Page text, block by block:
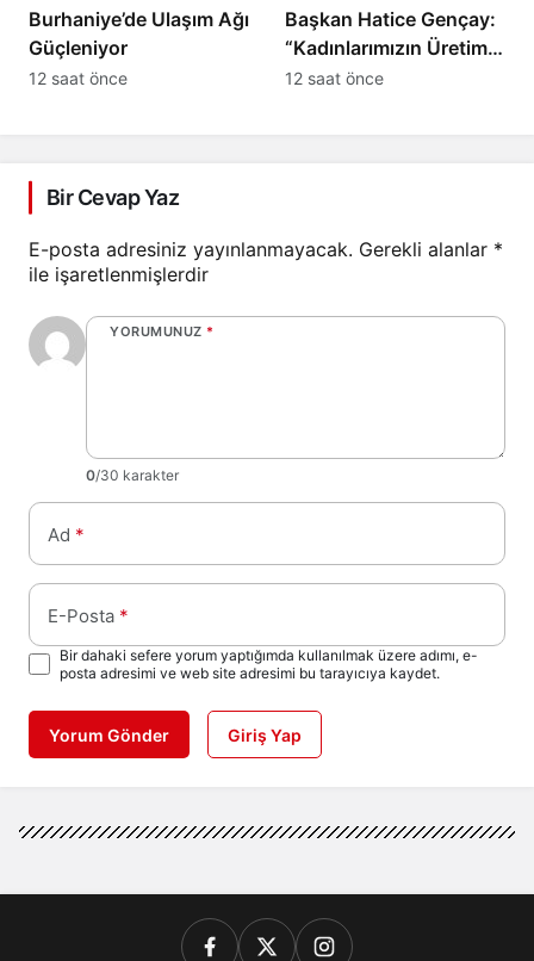
Burhaniye’de Ulaşım Ağı
Güçleniyor
12 saat önce
Başkan Hatice Gençay:
“Kadınlarımızın Üretim
Gücünü Destekliyoruz”
12 saat önce
Bir Cevap Yaz
E-posta adresiniz yayınlanmayacak. Gerekli alanlar *
ile işaretlenmişlerdir
YORUMUNUZ *
0/30 karakter
Ad *
E-Posta *
Bir dahaki sefere yorum yaptığımda kullanılmak üzere adımı, e-
posta adresimi ve web site adresimi bu tarayıcıya kaydet.
Yorum Gönder Giriş Yap